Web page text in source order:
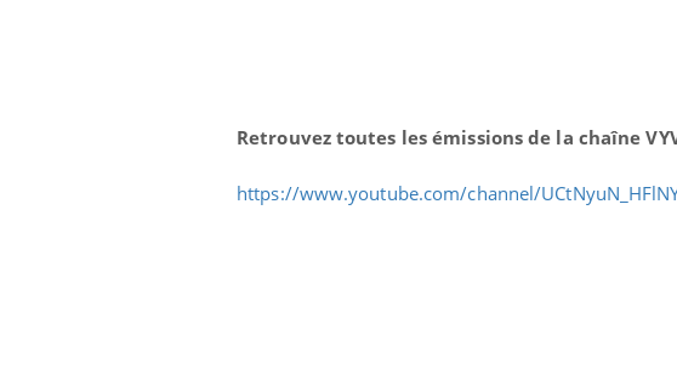
Retrouvez toutes les émissions de la chaîne
https://www.youtube.com/channel/